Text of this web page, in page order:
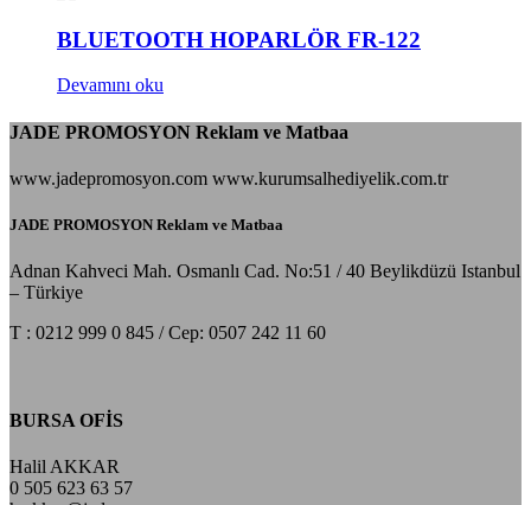
BLUETOOTH HOPARLÖR FR-122
Devamını oku
JADE PROMOSYON Reklam ve Matbaa
www.jadepromosyon.com www.kurumsalhediyelik.com.tr
JADE PROMOSYON Reklam ve Matbaa
Adnan Kahveci Mah. Osmanlı Cad. No:51 / 40 Beylikdüzü Istanbul
– Türkiye
T : 0212 999 0 845 / Cep: 0507 242 11 60
BURSA OFİS
Halil AKKAR
0 505 623 63 57